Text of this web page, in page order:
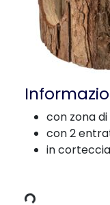
con zona
con 2
in